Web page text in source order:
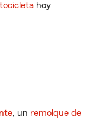
hoy
, un remolque de